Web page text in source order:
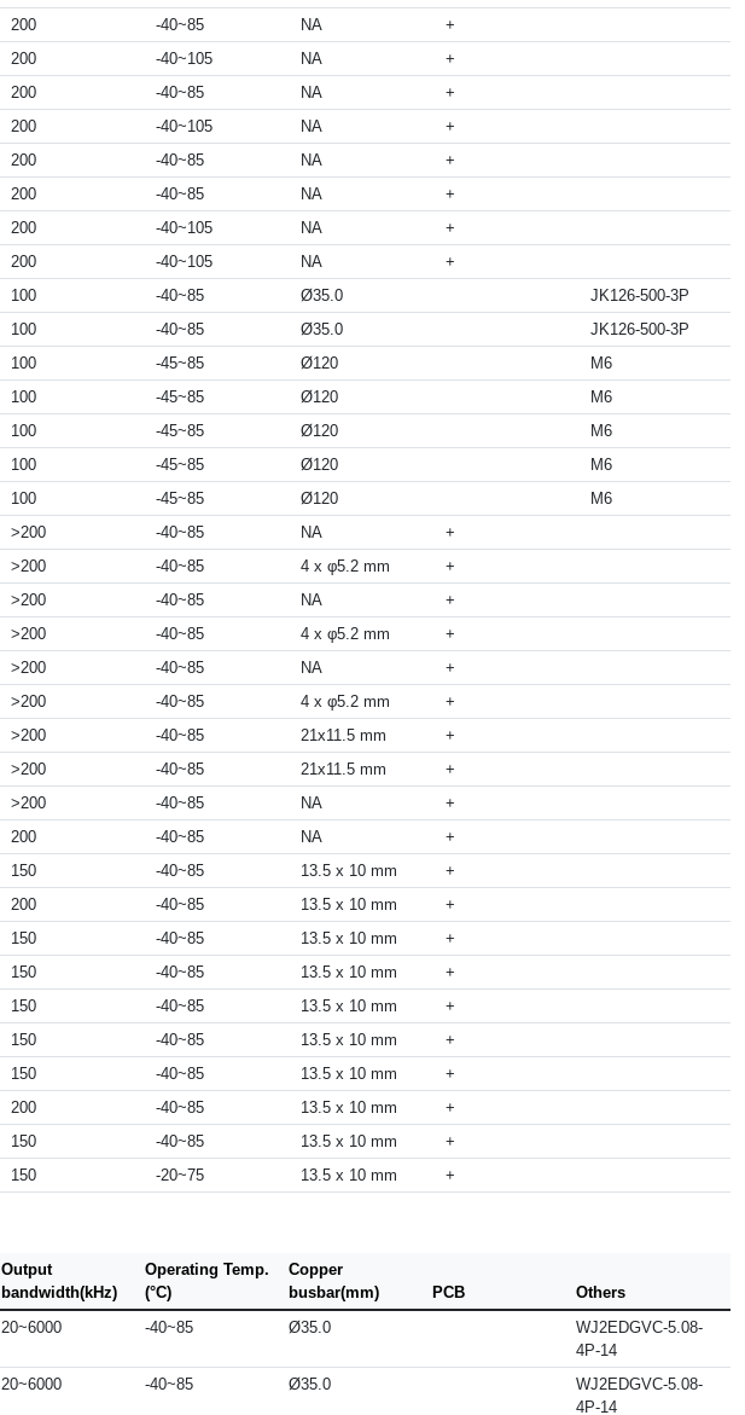
200 -40~85 NA
+
200 -40~105 NA
+
200 -40~85 NA
+
200 -40~105 NA
+
200 -40~85 NA
+
200 -40~85 NA
+
200 -40~105 NA
+
200 -40~105 NA
+
100 -40~85 Ø35.0
JK126-500-3P
100 -40~85 Ø35.0
JK126-500-3P
100 -45~85 Ø120
M6
100 -45~85 Ø120
M6
100 -45~85 Ø120
M6
100 -45~85 Ø120
M6
100 -45~85 Ø120
M6
>200 -40~85 NA
+
>200 -40~85 4 x φ5.2 mm
+
>200 -40~85 NA
+
>200 -40~85 4 x φ5.2 mm
+
>200 -40~85 NA
+
>200 -40~85 4 x φ5.2 mm
+
>200 -40~85 21x11.5 mm
+
>200 -40~85 21x11.5 mm
+
>200 -40~85 NA
+
200 -40~85 NA
+
150 -40~85 13.5 x 10 mm
+
200 -40~85 13.5 x 10 mm
+
150 -40~85 13.5 x 10 mm
+
150 -40~85 13.5 x 10 mm
+
150 -40~85 13.5 x 10 mm
+
150 -40~85 13.5 x 10 mm
+
150 -40~85 13.5 x 10 mm
+
200 -40~85 13.5 x 10 mm
+
150 -40~85 13.5 x 10 mm
+
150 -20~75 13.5 x 10 mm +
Output
bandwidth(kHz)
Operating Temp.
(°C)
Copper
busbar(mm)
PCB
Others
20~6000 -40~85 Ø35.0
WJ2EDGVC-5.08-
4P-14
20~6000 -40~85 Ø35.0
WJ2EDGVC-5.08-
4P-14